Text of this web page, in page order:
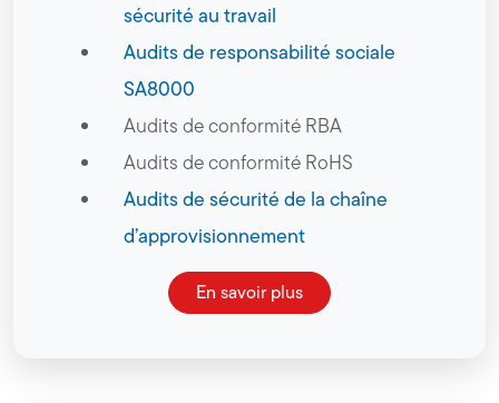
sécurité au travail
Audits de responsabilité sociale
SA8000
Audits de conformité RBA
Audits de conformité RoHS
Audits de sécurité de la chaîne
d’approvisionnement
En savoir plus